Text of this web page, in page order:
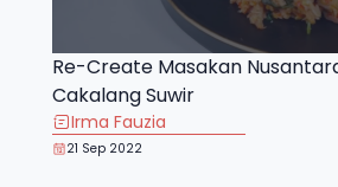
Re-Create Masakan
Cakalang Suwir
Irma Fauzia
21 Sep 2022